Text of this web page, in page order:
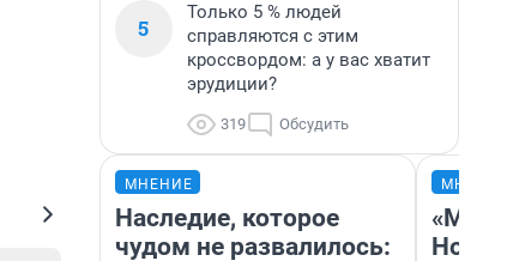
5
Только 5 % людей
справляются с этим
кроссвордом: а у вас хватит
эрудиции?
319 Обсудить
МНЕНИЕ
Наследие, которое
чудом не развалилось:
«Мы